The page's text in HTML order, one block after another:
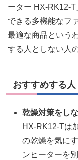
ーター HX-RK12-
できる多機能なフ
最適な商品という
する人としない人
おすすめする人
乾燥対策をし
HX-RK12-Tは
の乾燥を気に
ンヒーターを